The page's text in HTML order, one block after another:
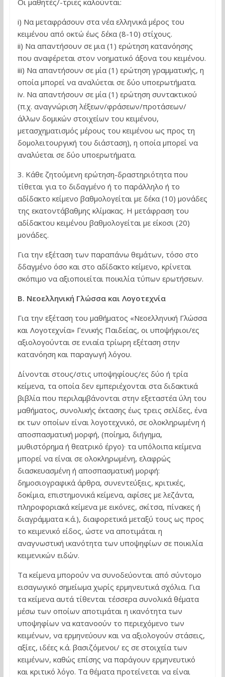
Οι μαθητές/-τριες καλούνται:
i) Να μεταφράσουν στα νέα ελληνικά μέρος του
κειμένου από οκτώ έως δέκα (8-10) στίχους.
ii) Να απαντήσουν σε μια (1) ερώτηση κατανόησης
που αναφέρεται στον νοηματικό άξονα του κειμένου.
iii) Να απαντήσουν σε μία (1) ερώτηση γραμματικής, η
οποία μπορεί να αναλύεται σε δύο υποερωτήματα.
iv. Να απαντήσουν σε μία (1) ερώτηση συντακτικού
(π.χ. αναγνώριση λέξεων/φράσεων/προτάσεων/
άλλων δομικών στοιχείων του κειμένου,
μετασχηματισμός μέρους του κειμένου ως προς τη
δομολειτουργική του διάσταση), η οποία μπορεί να
αναλύεται σε δύο υποερωτήματα.
3. Κάθε ζητούμενη ερώτηση-δραστηριότητα που
τίθεται για το διδαγμένο ή το παράλληλο ή το
αδίδακτο κείμενο βαθμολογείται με δέκα (10) μονάδες
της εκατοντάβαθμης κλίμακας. Η μετάφραση του
αδίδακτου κειμένου βαθμολογείται με είκοσι (20)
μονάδες.
Για την εξέταση των παραπάνω θεμάτων, τόσο στο
δδαγμένο όσο και στο αδίδακτο κείμενο, κρίνεται
σκόπιμο να αξιοποιείται ποικιλία τύπων ερωτήσεων.
Β. Νεοελληνική Γλώσσα και Λογοτεχνία
Για την εξέταση του μαθήματος «Νεοελληνική Γλώσσα
και Λογοτεχνία» Γενικής Παιδείας, οι υποψήφιοι/ες
αξιολογούνται σε ενιαία τρίωρη εξέταση στην
κατανόηση και παραγωγή λόγου.
Δίνονται στους/στις υποψηφίους/ες δύο ή τρία
κείμενα, τα οποία δεν εμπεριέχονται στα διδακτικά
βιβλία που περιλαμβάνονται στην εξεταστέα ύλη του
μαθήματος, συνολικής έκτασης έως τρεις σελίδες, ένα
εκ των οποίων είναι λογοτεχνικό, σε ολοκληρωμένη ή
αποσπασματική μορφή, (ποίημα, διήγημα,
μυθιστόρημα ή θεατρικό έργο)· τα υπόλοιπα κείμενα
μπορεί να είναι σε ολοκληρωμένη, ελαφρώς
διασκευασμένη ή αποσπασματική μορφή:
δημοσιογραφικά άρθρα, συνεντεύξεις, κριτικές,
δοκίμια, επιστημονικά κείμενα, αφίσες με λεζάντα,
πληροφοριακά κείμενα με εικόνες, σκίτσα, πίνακες ή
διαγράμματα κ.ά.), διαφορετικά μεταξύ τους ως προς
το κειμενικό είδος, ώστε να αποτιμάται η
αναγνωστική ικανότητα των υποψηφίων σε ποικιλία
κειμενικών ειδών.
Τα κείμενα μπορούν να συνοδεύονται από σύντομο
εισαγωγικό σημείωμα χωρίς ερμηνευτικά σχόλια. Για
τα κείμενα αυτά τίθενται τέσσερα συνολικά θέματα
μέσω των οποίων αποτιμάται η ικανότητα των
υποψηφίων να κατανοούν το περιεχόμενο των
κειμένων, να ερμηνεύουν και να αξιολογούν στάσεις,
αξίες, ιδέες κ.ά. βασιζόμενοι/ ες σε στοιχεία των
κειμένων, καθώς επίσης να παράγουν ερμηνευτικό
και κριτικό λόγο. Τα θέματα προτείνεται να είναι